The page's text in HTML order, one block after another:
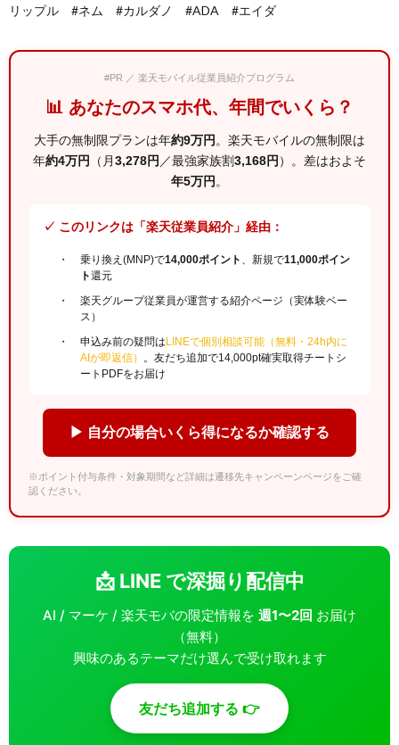
リップル #ネム #カルダノ #ADA #エイダ
#PR ／ 楽天モバイル従業員紹介プログラム
📊 あなたのスマホ代、年間でいくら？
大手の無制限プランは年約9万円。楽天モバイルの無制限は
年約4万円 （月3,278円 ／最強家族割3,168円）。差はおよそ
年5万円。
✓ このリンクは「楽天従業員紹介」経由：
乗り換え(MNP)で14,000ポイント 、新規で11,000ポイン
ト還元
楽天グループ従業員が運営する紹介ページ（実体験ベー
ス）
申込み前の疑問はLINEで個別相談可能（無料・24h内に
AIが即返信）
。友だち追加で14,000pt確実取得チートシ
ートPDFをお届け
▶ 自分の場合いくら得になるか確認する
※ポイント付与条件・対象期間など詳細は遷移先キャンペーンページをご確
認ください。
📩 LINE で深掘り配信中
AI / マーケ / 楽天モバの限定情報を 週1〜2回 お届け
（無料）
興味のあるテーマだけ選んで受け取れます
友だち追加する 👉